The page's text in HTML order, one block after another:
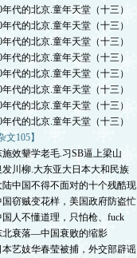
年代的北京.童年天堂（十三）
年代的北京.童年天堂（十三）
年代的北京.童年天堂（十三）
年代的北京.童年天堂（十三）
年代的北京.童年天堂（十三）
年代的北京.童年天堂（十三）
年代的北京.童年天堂（十三）
年代的北京.童年天堂（十三）
文105】
施效颦学老毛.习SB逼上梁山
发川柳.大东亚大日本大和民族
陆中国不得不面对的十个残酷现
国窃贼变花样，美国政府防盗忙
国人不懂道理，只怕枪、fuck
北衰落—中国衰败的缩影
本艺妓华春莹被捕，外交部辟谣